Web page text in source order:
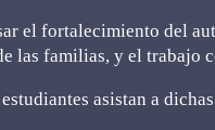
el fortalecimiento del
las familias, y el trabajo
asistan a